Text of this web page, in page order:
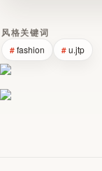
风格关键词
fashion u.jtp